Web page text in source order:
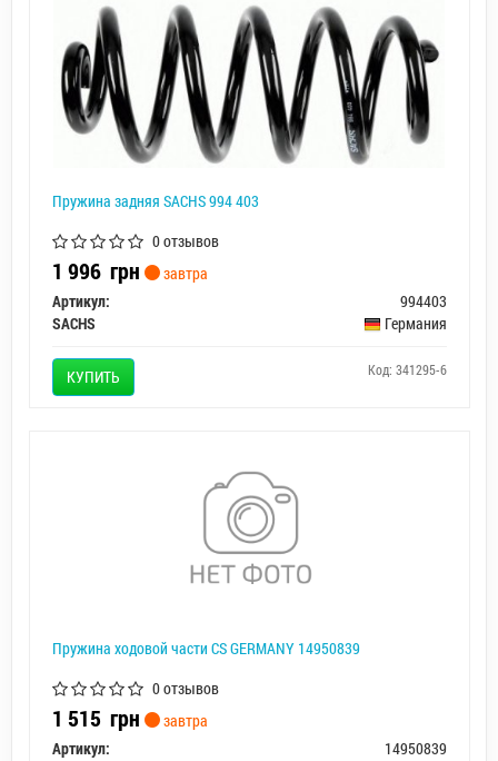
Пружина задняя SACHS 994 403
0 отзывов
1 996 грн
завтра
Артикул:
994403
SACHS
Германия
КУПИТЬ Код: 341295-6
Пружина ходовой части CS GERMANY 14950839
0 отзывов
1 515 грн
завтра
Артикул:
14950839